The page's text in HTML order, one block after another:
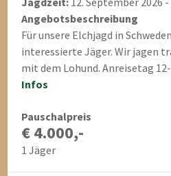
Angebotsbeschreibung
Für unsere Elchjagd in
interessierte Jäger. Wir jagen
mit dem Lohund. Anreisetag
Infos
Pauschalpreis
€ 4.000,-
1 Jäger